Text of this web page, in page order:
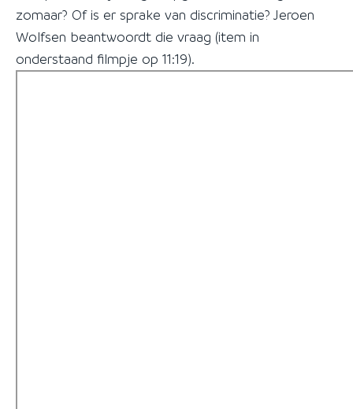
zomaar? Of is er sprake van discriminatie? Jeroen
Wolfsen beantwoordt die vraag (item in
onderstaand filmpje op 11:19).